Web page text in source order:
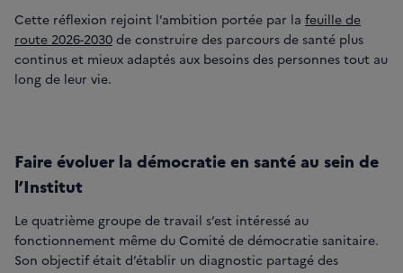
Cette réflexion rejoint l’ambition portée par la feuille de
route 2026-2030 de construire des parcours de santé plus
continus et mieux adaptés aux besoins des personnes tout au
long de leur vie.
Faire évoluer la démocratie en santé au sein de
l’Institut
Le quatrième groupe de travail s’est intéressé au
fonctionnement même du Comité de démocratie sanitaire.
Son objectif était d’établir un diagnostic partagé des